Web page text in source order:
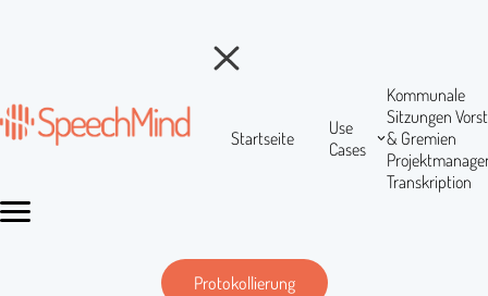
Startseite
Use
Cases
Kommunale
Sitzungen
& Gremien
Transkription
Protokollierung